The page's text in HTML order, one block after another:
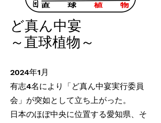
ど真ん中宴
​～直球植物～
2024年1月
有志4名により「ど真ん中宴実行委員
会」が突如として立ち上がった。
日本のほぼ中央に位置する愛知県、そ